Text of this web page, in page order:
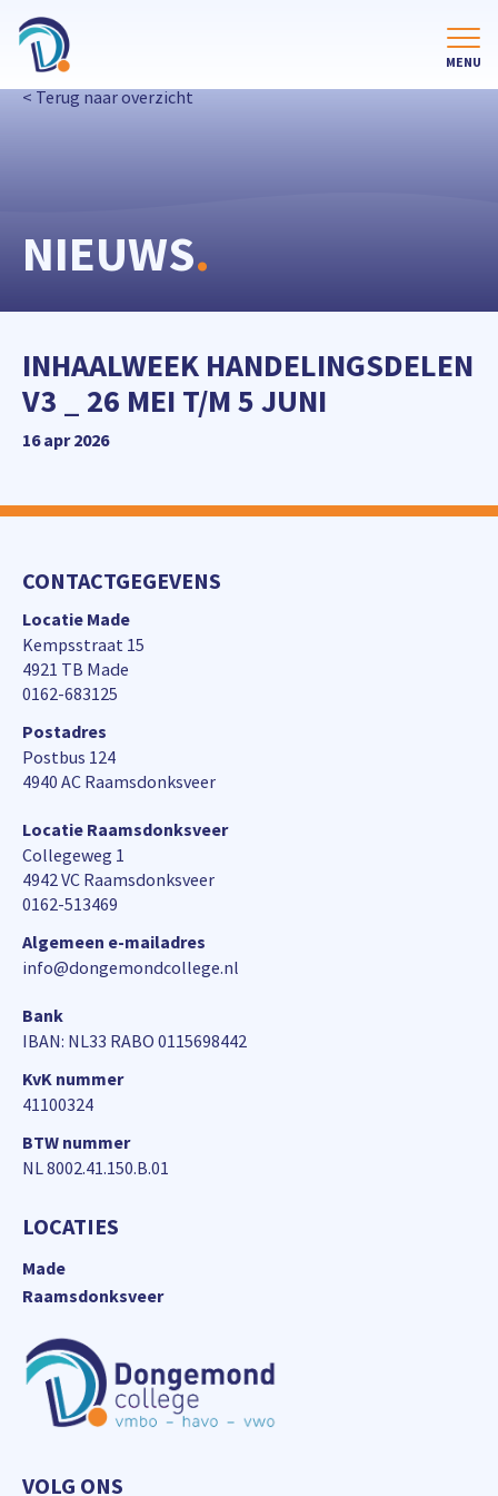
< Terug naar overzicht
NIEUWS.
INHAALWEEK HANDELINGSDELEN
V3 _ 26 MEI T/M 5 JUNI
16 apr 2026
CONTACTGEGEVENS
Locatie Made
Kempsstraat 15
4921 TB Made
0162-683125
Postadres
Postbus 124
4940 AC Raamsdonksveer
Locatie Raamsdonksveer
Collegeweg 1
4942 VC Raamsdonksveer
0162-513469
Algemeen e-mailadres
info@dongemondcollege.nl
Bank
IBAN: NL33 RABO 0115698442
KvK nummer
41100324
BTW nummer
NL 8002.41.150.B.01
LOCATIES
Made
Raamsdonksveer
VOLG ONS